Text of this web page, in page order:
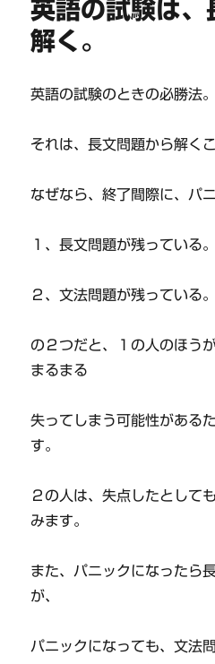
英語の試験は、
解く。
英語の試験のときの必勝法。
それは、長文問題から解く
なぜなら、終了間際に、パ
１、長文問題が残っている。
２、文法問題が残っている。
の２つだと、１の人のほう
まるまる
失ってしまう可能性がある
す。
２の人は、失点したとして
みます。
また、パニックになったら
が、
パニックになっても、文法